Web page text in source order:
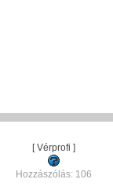
[ Vérprofi ]
Hozzászólás: 106